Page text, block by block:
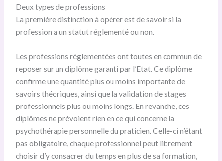
Deux types de professions
La première distinction à opérer est de savoir si la
profession a un statut réglementé ou non.
Les professions réglementées ont toutes en commun de
reposer sur un diplôme garanti par l’Etat. Ce diplôme
confirme une quantité plus ou moins importante de
savoirs théoriques, ainsi que la validation de stages
professionnels plus ou moins longs. En revanche, ces
diplômes ne prévoient rien en ce qui concerne la
psychothérapie personnelle du praticien. Celle-ci n’étant
pas obligatoire, chaque professionnel peut librement
choisir d’y consacrer du temps en plus de sa formation,